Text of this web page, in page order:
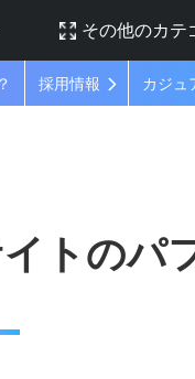
その他のカテ
採用情報 カジュ
トのパ